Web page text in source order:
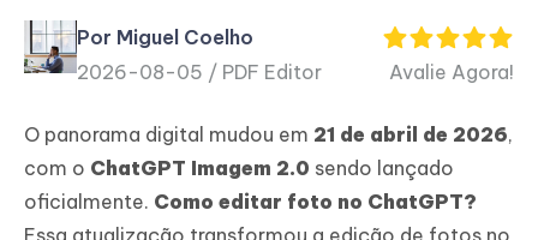
PDNob
PDF
Novo
iAnyGo
Por Miguel Coelho
2026-08-05 / PDF Editor Avalie Agora!
O panorama digital mudou em 21 de abril de 2026,
com o ChatGPT Imagem 2.0 sendo lançado
oficialmente. Como editar foto no ChatGPT?